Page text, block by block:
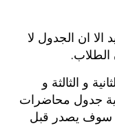
الا ان الجدول لا
الطلاب.
و الثالثة و
جدول محاضرات
سوف يصدر قبل